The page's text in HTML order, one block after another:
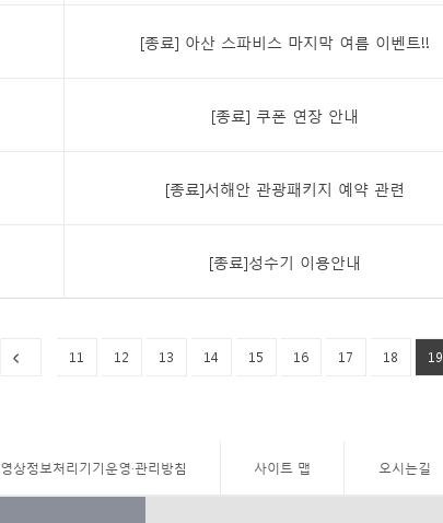
[종료] 아산 스파비스 마지막 여름 이벤트!!
[종료] 쿠폰 연장 안내
[종료]서해안 관광패키지 예약 관련
[종료]성수기 이용안내
11 12 13 14 15 16 17 18 19
영상정보처리기기운영·관리방침 사이트 맵 오시는길